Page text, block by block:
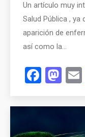
Un artículo muy
Salud Pública , ya
aparición de
así como la…